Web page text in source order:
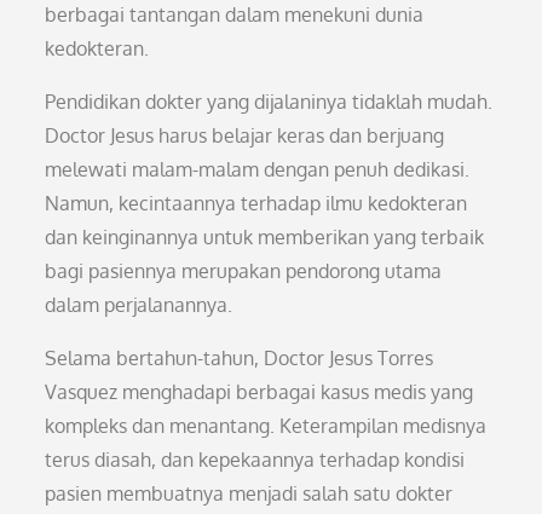
berbagai tantangan dalam menekuni dunia
kedokteran.
Pendidikan dokter yang dijalaninya tidaklah mudah.
Doctor Jesus harus belajar keras dan berjuang
melewati malam-malam dengan penuh dedikasi.
Namun, kecintaannya terhadap ilmu kedokteran
dan keinginannya untuk memberikan yang terbaik
bagi pasiennya merupakan pendorong utama
dalam perjalanannya.
Selama bertahun-tahun, Doctor Jesus Torres
Vasquez menghadapi berbagai kasus medis yang
kompleks dan menantang. Keterampilan medisnya
terus diasah, dan kepekaannya terhadap kondisi
pasien membuatnya menjadi salah satu dokter